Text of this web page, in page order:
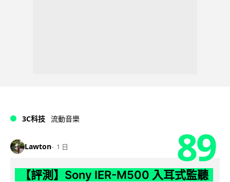
3C科技 流動音樂
Lawton 1 日 89
【評測】Sony IER-M500 入耳式監聽